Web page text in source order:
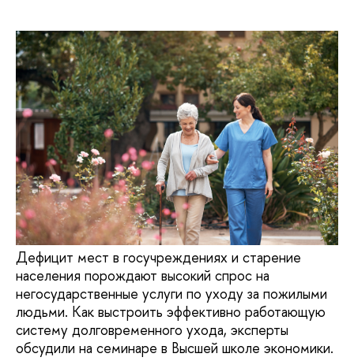
Дефицит мест в госучреждениях и старение
населения порождают высокий спрос на
негосударственные услуги по уходу за пожилыми
людьми. Как выстроить эффективно работающую
систему долговременного ухода, эксперты
обсудили на семинаре в Высшей школе экономики.